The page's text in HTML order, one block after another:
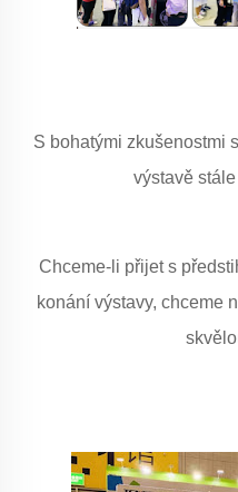
S bohatými zkušenostmi
výstavě
Chceme-li přijet s
konání výstavy, chceme